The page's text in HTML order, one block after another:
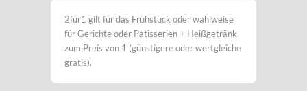
2für1 gilt für das Frühstück oder wahlweise
für Gerichte oder Patîsserien + Heißgetränk
zum Preis von 1 (günstigere oder wertgleiche
gratis).